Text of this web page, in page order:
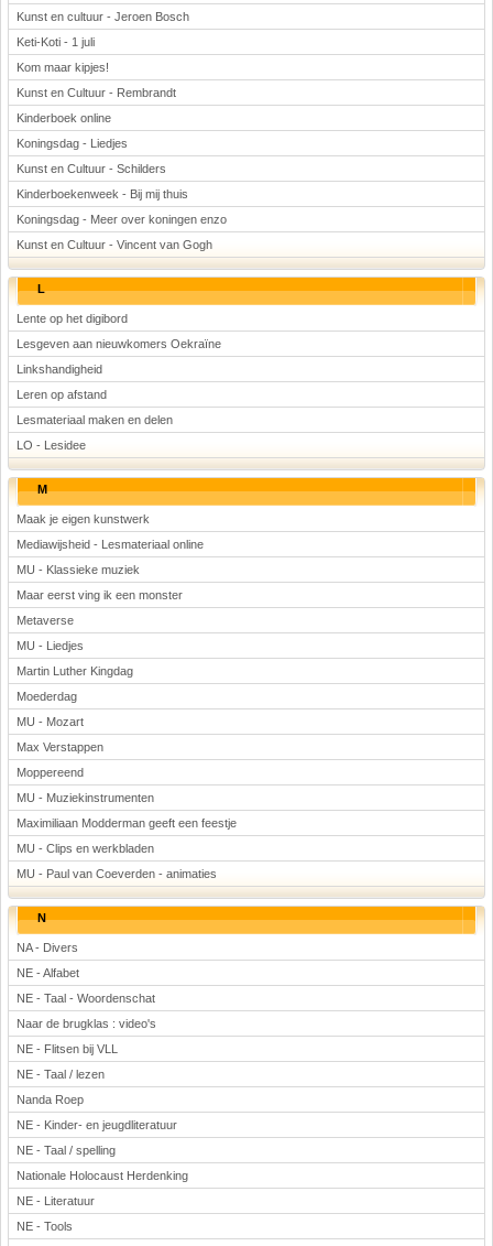
Kunst en cultuur - Jeroen Bosch
Keti-Koti - 1 juli
Kom maar kipjes!
Kunst en Cultuur - Rembrandt
Kinderboek online
Koningsdag - Liedjes
Kunst en Cultuur - Schilders
Kinderboekenweek - Bij mij thuis
Koningsdag - Meer over koningen enzo
Kunst en Cultuur - Vincent van Gogh
L
Lente op het digibord
Lesgeven aan nieuwkomers Oekraïne
Linkshandigheid
Leren op afstand
Lesmateriaal maken en delen
LO - Lesidee
M
Maak je eigen kunstwerk
Mediawijsheid - Lesmateriaal online
MU - Klassieke muziek
Maar eerst ving ik een monster
Metaverse
MU - Liedjes
Martin Luther Kingdag
Moederdag
MU - Mozart
Max Verstappen
Moppereend
MU - Muziekinstrumenten
Maximiliaan Modderman geeft een feestje
MU - Clips en werkbladen
MU - Paul van Coeverden - animaties
N
NA - Divers
NE - Alfabet
NE - Taal - Woordenschat
Naar de brugklas : video's
NE - Flitsen bij VLL
NE - Taal / lezen
Nanda Roep
NE - Kinder- en jeugdliteratuur
NE - Taal / spelling
Nationale Holocaust Herdenking
NE - Literatuur
NE - Tools